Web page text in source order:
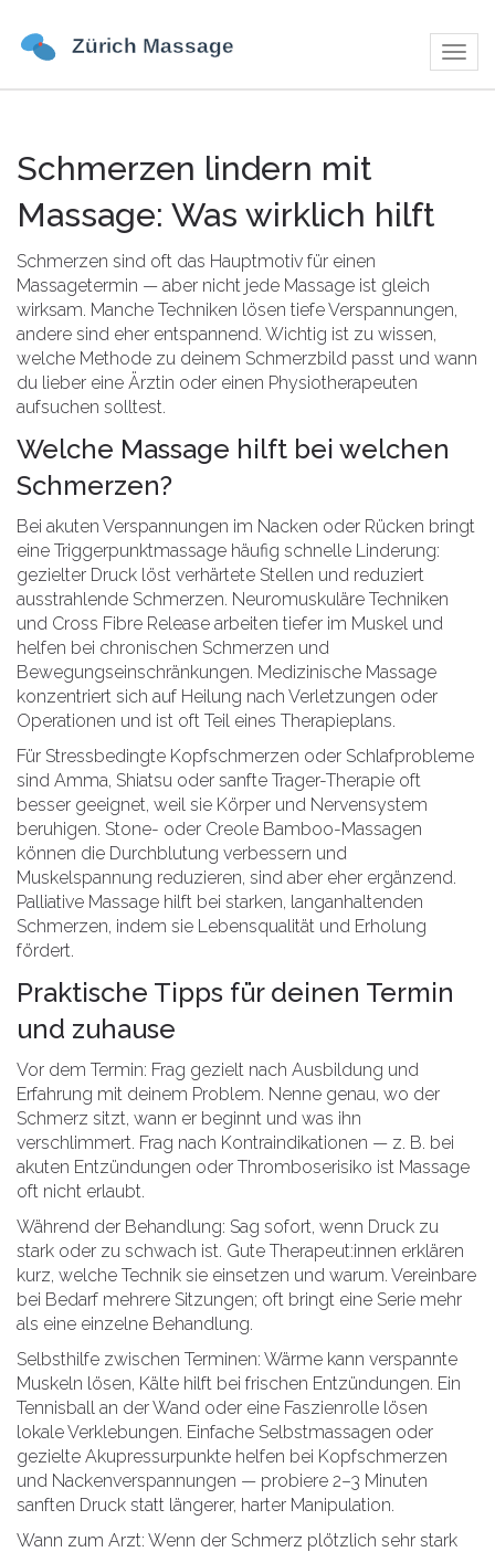
Schmerzen lindern mit
Massage: Was wirklich hilft
Schmerzen sind oft das Hauptmotiv für einen
Massagetermin — aber nicht jede Massage ist gleich
wirksam. Manche Techniken lösen tiefe Verspannungen,
andere sind eher entspannend. Wichtig ist zu wissen,
welche Methode zu deinem Schmerzbild passt und wann
du lieber eine Ärztin oder einen Physiotherapeuten
aufsuchen solltest.
Welche Massage hilft bei welchen
Schmerzen?
Bei akuten Verspannungen im Nacken oder Rücken bringt
eine Triggerpunktmassage häufig schnelle Linderung:
gezielter Druck löst verhärtete Stellen und reduziert
ausstrahlende Schmerzen. Neuromuskuläre Techniken
und Cross Fibre Release arbeiten tiefer im Muskel und
helfen bei chronischen Schmerzen und
Bewegungseinschränkungen. Medizinische Massage
konzentriert sich auf Heilung nach Verletzungen oder
Operationen und ist oft Teil eines Therapieplans.
Für Stressbedingte Kopfschmerzen oder Schlafprobleme
sind Amma, Shiatsu oder sanfte Trager-Therapie oft
besser geeignet, weil sie Körper und Nervensystem
beruhigen. Stone- oder Creole Bamboo-Massagen
können die Durchblutung verbessern und
Muskelspannung reduzieren, sind aber eher ergänzend.
Palliative Massage hilft bei starken, langanhaltenden
Schmerzen, indem sie Lebensqualität und Erholung
fördert.
Praktische Tipps für deinen Termin
und zuhause
Vor dem Termin: Frag gezielt nach Ausbildung und
Erfahrung mit deinem Problem. Nenne genau, wo der
Schmerz sitzt, wann er beginnt und was ihn
verschlimmert. Frag nach Kontraindikationen — z. B. bei
akuten Entzündungen oder Thromboserisiko ist Massage
oft nicht erlaubt.
Während der Behandlung: Sag sofort, wenn Druck zu
stark oder zu schwach ist. Gute Therapeut:innen erklären
kurz, welche Technik sie einsetzen und warum. Vereinbare
bei Bedarf mehrere Sitzungen; oft bringt eine Serie mehr
als eine einzelne Behandlung.
Selbsthilfe zwischen Terminen: Wärme kann verspannte
Muskeln lösen, Kälte hilft bei frischen Entzündungen. Ein
Tennisball an der Wand oder eine Faszienrolle lösen
lokale Verklebungen. Einfache Selbstmassagen oder
gezielte Akupressurpunkte helfen bei Kopfschmerzen
und Nackenverspannungen — probiere 2–3 Minuten
sanften Druck statt längerer, harter Manipulation.
Wann zum Arzt: Wenn der Schmerz plötzlich sehr stark